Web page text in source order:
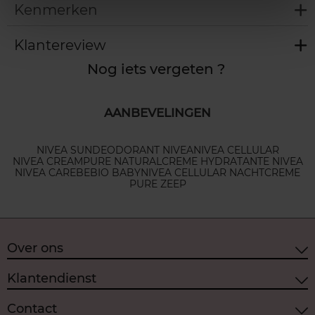
Kenmerken
Klantereview
Nog iets vergeten ?
AANBEVELINGEN
NIVEA SUNDEODORANT NIVEANIVEA CELLULAR
NIVEA CREAMPURE NATURAL CREME HYDRATANTE NIVEA
NIVEA CAREBEBIO BABYNIVEA CELLULAR NACHTCREME
PURE ZEEP
Over ons
Klantendienst
Contact